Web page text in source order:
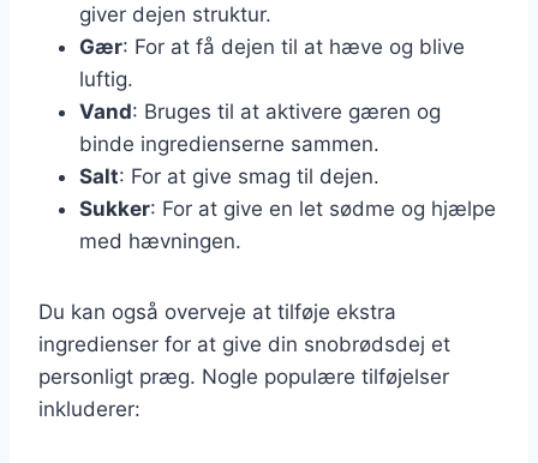
giver dejen struktur.
Gær: For at få dejen til at hæve og blive
luftig.
Vand: Bruges til at aktivere gæren og
binde ingredienserne sammen.
Salt: For at give smag til dejen.
Sukker: For at give en let sødme og hjælpe
med hævningen.
Du kan også overveje at tilføje ekstra
ingredienser for at give din snobrødsdej et
personligt præg. Nogle populære tilføjelser
inkluderer: